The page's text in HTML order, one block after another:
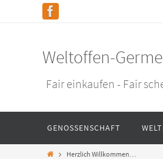
Weltoffen-
Fair einkaufen - Fair
GENOSSENSCHAFT
Herzlich Willkommen…